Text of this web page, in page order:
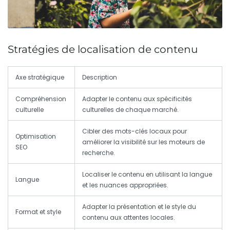
Stratégies de localisation de contenu
Axe stratégique Description
Compréhension
culturelle
Adapter le contenu aux spécificités
culturelles de chaque marché.
Optimisation
SEO
Cibler des mots-clés locaux pour
améliorer la visibilité sur les moteurs de
recherche.
Langue
Localiser le contenu en utilisant la langue
et les nuances appropriées.
Format et style
Adapter la présentation et le style du
contenu aux attentes locales.